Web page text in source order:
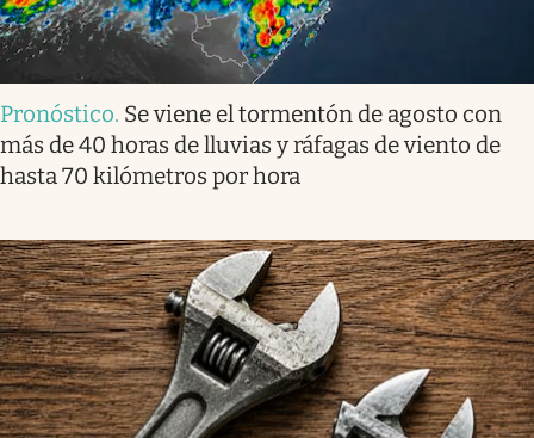
Pronóstico. Se viene el tormentón de agosto con
más de 40 horas de lluvias y ráfagas de viento de
hasta 70 kilómetros por hora